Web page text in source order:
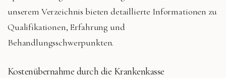
unserem Verzeichnis bieten detaillierte Informationen zu
Qualifikationen, Erfahrung und
Behandlungsschwerpunkten.
Kostenübernahme durch die Krankenkasse